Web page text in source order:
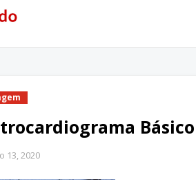
Básico
13, 2020